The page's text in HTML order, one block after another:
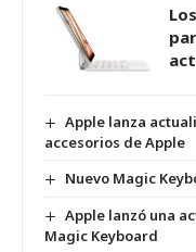
Apple lanza
accesorios de Apple
Nuevo Magic
Apple lanzó una
Magic Keyboard